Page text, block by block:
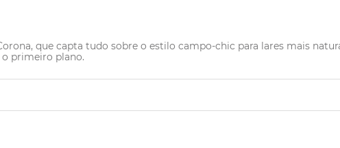
que capta tudo sobre o estilo campo-chic para lares mais
primeiro plano.